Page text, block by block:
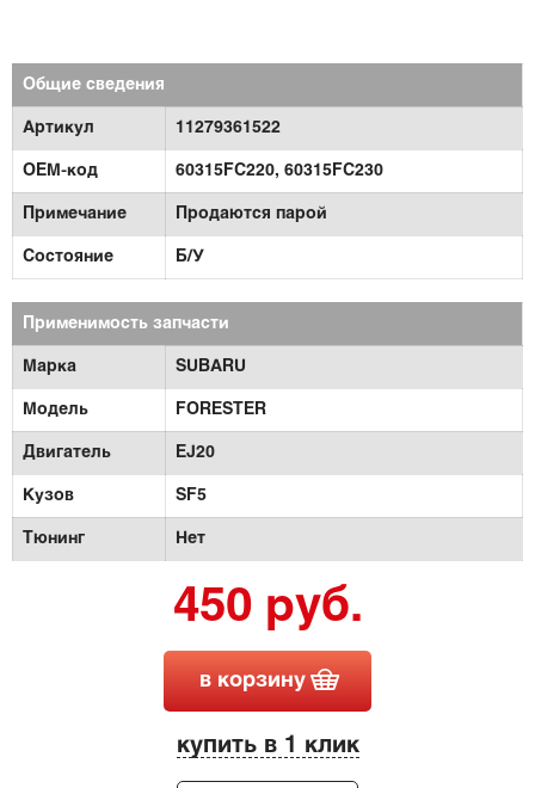
Общие сведения
Артикул 11279361522
OEM-код 60315FC220, 60315FC230
Примечание Продаются парой
Состояние Б/У
Применимость запчасти
Марка SUBARU
Модель FORESTER
Двигатель EJ20
Кузов SF5
Тюнинг Нет
450 руб.
в корзину
купить в 1 клик